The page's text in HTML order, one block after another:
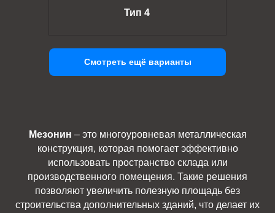
Тип 4
Смотреть ещё варианты
Мезонин – это многоуровневая металлическая
конструкция, которая помогает эффективно
использовать пространство склада или
производственного помещения. Такие решения
позволяют увеличить полезную площадь без
строительства дополнительных зданий, что делает их